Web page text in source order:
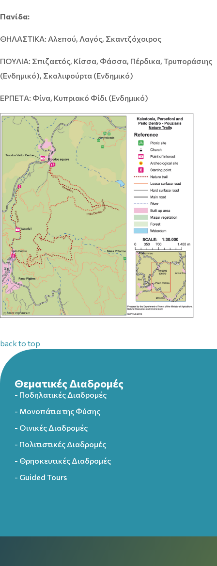
Πανίδα:
ΘΗΛΑΣΤΙΚA: Αλεπού, Λαγός, Σκαντζόχοιρος
ΠΟΥΛΙA: Σπιζαετός, Κίσσα, Φάσσα, Πέρδικα, Τρυποράσιης
(Ενδημικό), Σκαλιφούρτα (Ενδημικό)
ΕΡΠΕΤA: Φίνα, Κυπριακό Φίδι (Ενδημικό)
back to top
Θεματικές Διαδρομές
- Ποδηλατικές Διαδρομές
- Μονοπάτια της Φύσης
- Οινικές Διαδρομές
- Πολιτιστικές Διαδρομές
- Θρησκευτικές Διαδρομές
- Guided Tours